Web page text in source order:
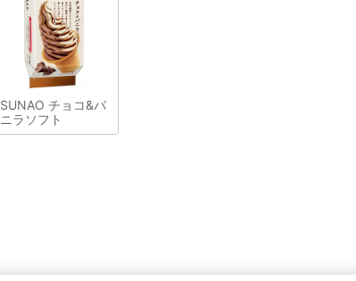
SUNAO チョコ&バ
ニラソフト